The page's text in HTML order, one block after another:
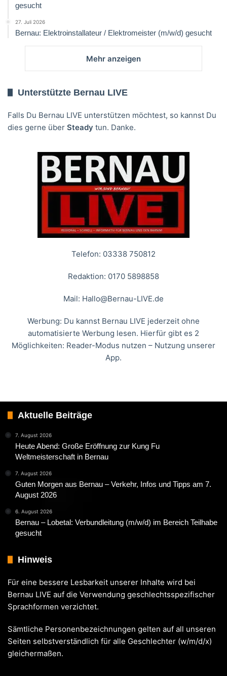
gesucht
27. Juli 2026
Bernau: Elektroinstallateur / Elektromeister (m/w/d) gesucht
Mehr anzeigen
Unterstützte Bernau LIVE
Falls Du Bernau LIVE unterstützen möchtest, so kannst Du
dies gerne über Steady tun. Danke.
Telefon: 03338 750812
Redaktion: 0170 5898858
Mail: Hallo@Bernau-LIVE.de
Werbung: Du kannst Bernau LIVE jederzeit ohne
automatisierte Werbung lesen. Hierfür gibt es 2
Möglichkeiten: Reader-Modus nutzen – Nutzung unserer
App.
Aktuelle Beiträge
7. August 2026
Heute Abend: Große Eröffnung zur Kung Fu
Weltmeisterschaft in Bernau
7. August 2026
Guten Morgen aus Bernau – Verkehr, Infos und Tipps am 7.
August 2026
6. August 2026
Bernau – Lobetal: Verbundleitung (m/w/d) im Bereich Teilhabe
gesucht
Hinweis
Für eine bessere Lesbarkeit unserer Inhalte wird bei
Bernau LIVE auf die Verwendung geschlechtsspezifischer
Sprachformen verzichtet.
Sämtliche Personenbezeichnungen gelten auf all unseren
Seiten selbstverständlich für alle Geschlechter (w/m/d/x)
gleichermaßen.